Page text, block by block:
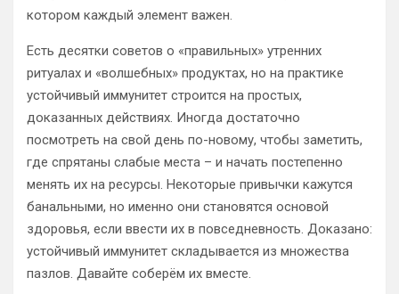
котором каждый элемент важен.
Есть десятки советов о «правильных» утренних
ритуалах и «волшебных» продуктах, но на практике
устойчивый иммунитет строится на простых,
доказанных действиях. Иногда достаточно
посмотреть на свой день по-новому, чтобы заметить,
где спрятаны слабые места – и начать постепенно
менять их на ресурсы. Некоторые привычки кажутся
банальными, но именно они становятся основой
здоровья, если ввести их в повседневность. Доказано:
устойчивый иммунитет складывается из множества
пазлов. Давайте соберём их вместе.